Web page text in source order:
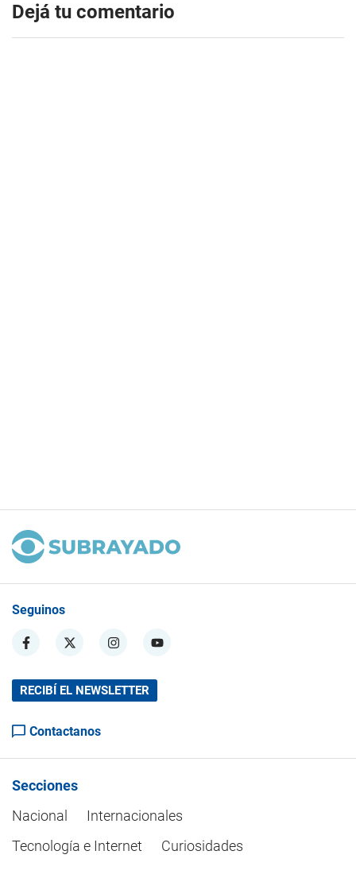
Dejá tu comentario
Seguinos
RECIBÍ EL NEWSLETTER
Contactanos
Secciones
Nacional
Internacionales
Tecnología e Internet
Curiosidades